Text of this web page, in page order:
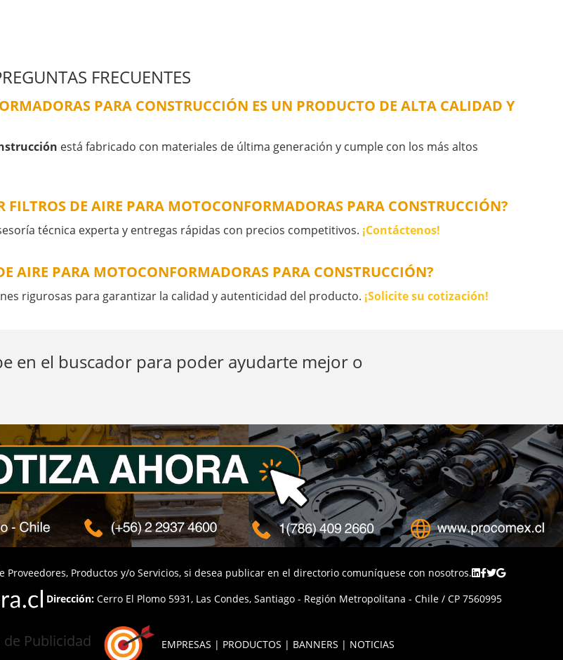
FRECUENTES
PARA CONSTRUCCIÓN ES UN PRODUCTO DE ALTA CALIDAD Y
está fabricado con materiales de última generación y cumple con los más altos
DE AIRE PARA MOTOCONFORMADORAS PARA CONSTRUCCIÓN?
técnica experta y entregas rápidas con precios competitivos. ¡Contáctenos!
AIRE PARA MOTOCONFORMADORAS PARA CONSTRUCCIÓN?
rigurosas para garantizar la calidad y autenticidad del producto. ¡Solicite su cotización!
en el buscador para poder ayudarte mejor o
Productos y/o Servicios, si desea publicar en el directorio comuníquese con nosotros.
Dirección:Cerro El Plomo 5931, Las Condes, Santiago - Región Metropolitana - Chile / CP 7560995
de Publicidad EMPRESAS | PRODUCTOS | BANNERS | NOTICIAS